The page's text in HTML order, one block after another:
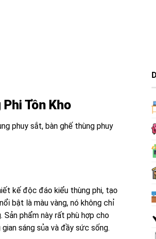
Tồn Kho
phuy sắt, bàn ghế thùng phuy
kế độc đáo kiểu thùng phi, tạo
bật là màu vàng, nó không chỉ
phẩm này rất phù hợp cho
sáng sủa và đầy sức sống.